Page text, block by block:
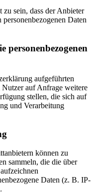
zu sein, dass der Anbieter
Daten
personenbezogenen
aufgeführten
auf Anfrage weitere
stellen, die sich auf
und Verarbeitung
können zu
sammeln, die die über
Daten (z. B. IP-